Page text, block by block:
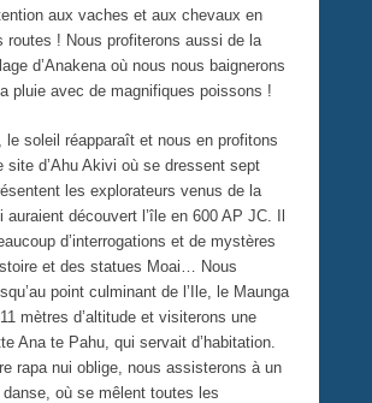
aux vaches et aux chevaux en
routes ! Nous profiterons aussi de la
d’Anakena où nous nous baignerons
pluie avec de magnifiques poissons !
le soleil réapparaît et nous en profitons
site d’Ahu Akivi où se dressent sept
les explorateurs venus de la
auraient découvert l’île en 600 AP JC. Il
d’interrogations et de mystères
et des statues Moai… Nous
point culminant de l’Ile, le Maunga
mètres d’altitude et visiterons une
Ana te Pahu, qui servait d’habitation.
rapa nui oblige, nous assisterons à un
où se mêlent toutes les